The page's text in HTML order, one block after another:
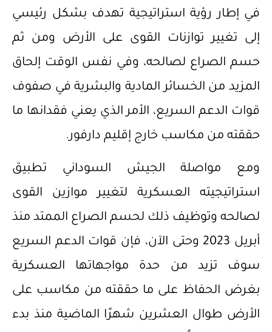
في إطار رؤية استراتيجية تهدف بشكل رئيسي
إلى تغيير توازنات القوى على الأرض ومن ثم
حسم الصراع لصالحه، وفي نفس الوقت إلحاق
المزيد من الخسائر المادية والبشرية في صفوف
قوات الدعم السريع، الأمر الذي يعني فقدانها ما
حققته من مكاسب خارج إقليم دارفور.
ومع مواصلة الجيش السوداني تطبيق
استراتيجيته العسكرية لتغيير موازين القوى
لصالحه وتوظيف ذلك لحسم الصراع الممتد منذ
أبريل 2023 وحتى الآن، فإن قوات الدعم السريع
سوف تزيد من حدة مواجهاتها العسكرية
بغرض الحفاظ على ما حققته من مكاسب على
الأرض طوال العشرين شهرًا الماضية منذ بدء